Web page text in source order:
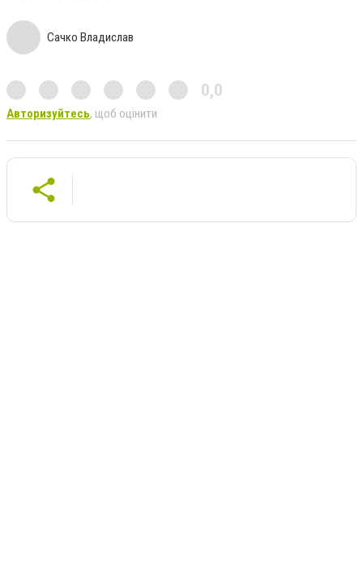
Сачко Владислав
0,0
Авторизуйтесь, щоб оцінити